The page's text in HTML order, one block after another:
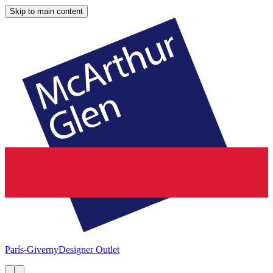
Skip to main content
París-GivernyDesigner Outlet